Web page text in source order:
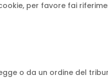
per favore fai
o da un ordine del